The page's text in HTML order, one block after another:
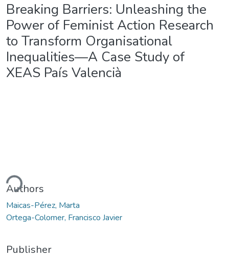
Breaking Barriers: Unleashing the
Power of Feminist Action Research
to Transform Organisational
Inequalities—A Case Study of
XEAS País Valencià
Authors
Maicas-Pérez, Marta
Ortega-Colomer, Francisco Javier
Publisher